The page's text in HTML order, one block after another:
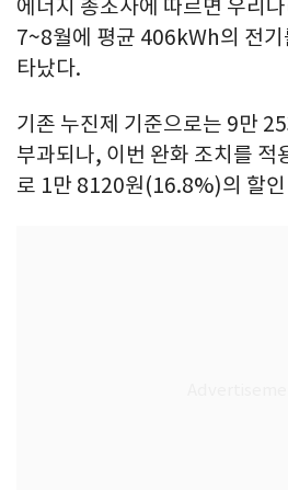
에너지 총조사에 따르면 우리
7~8월에 평균 406kWh의 전기
타났다.
기존 누진제 기준으로는 9만
부과되나, 이번 완화 조치를
로 1만 8120원(16.8%)의 할